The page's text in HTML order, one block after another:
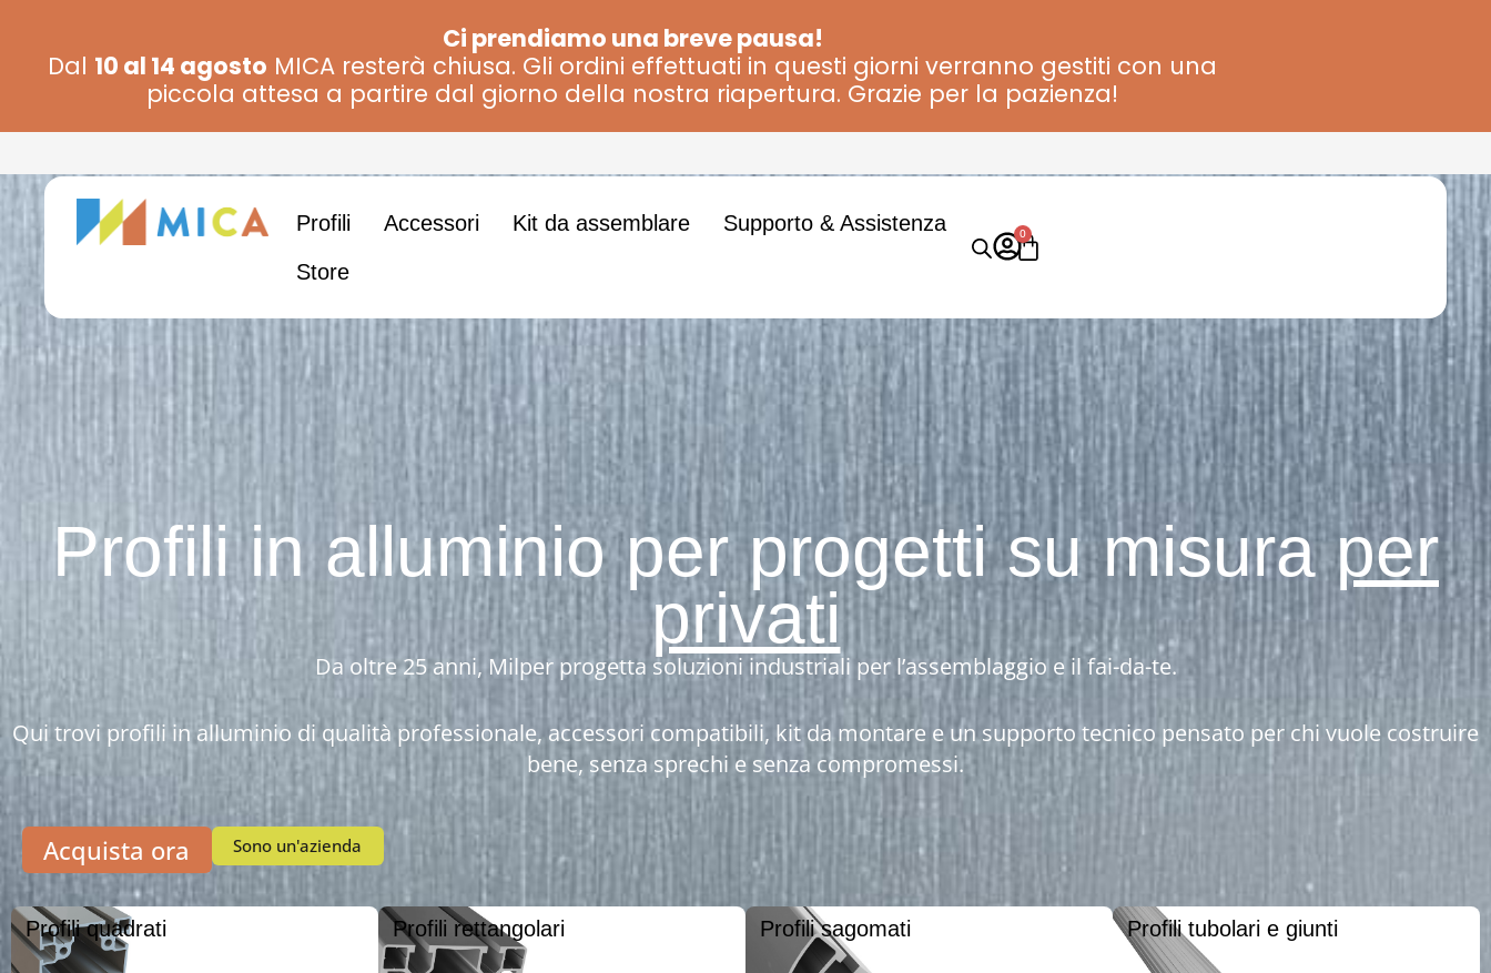
contenuto
Ci prendiamo una breve pausa!
Dal 10 al 14 agosto MICA resterà chiusa. Gli ordini effettuati in questi giorni verranno gestiti con una
piccola attesa a partire dal giorno della nostra riapertura. Grazie per la pazienza!
Profili Accessori Kit da assemblare
Supporto & Assistenza
Store
0
Carrello
Profili in alluminio per progetti su misuraper
privati
Da oltre 25 anni, Milper progetta soluzioni industriali per l’assemblaggio e il fai-da-te.
Qui trovi profili in alluminio di qualità professionale, accessori compatibili, kit da montare e un supporto tecnico pensato per chi vuole costruire
bene, senza sprechi e senza compromessi.
Acquista ora Sono un'azienda
Profili quadrati Profili rettangolari Profili sagomati Profili tubolari e giunti